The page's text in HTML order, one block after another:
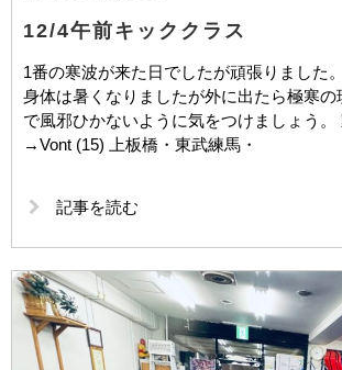
12/4午前キッククラス
1番の寒波が来た日でしたが頑張りました
身体は暑くなりましたが外に出たら極寒
で風邪ひかないように気をつけましょう。
→Vont (15) 上板橋・東武練馬・
記事を読む